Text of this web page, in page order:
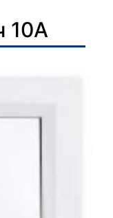
10А